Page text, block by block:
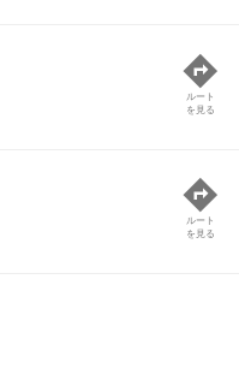
ルート
を見る
ルート
を見る